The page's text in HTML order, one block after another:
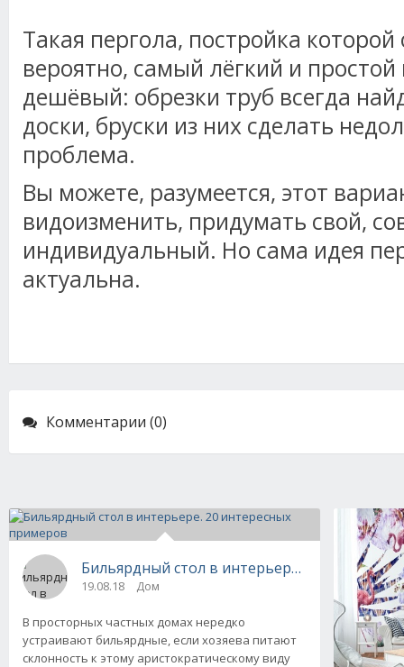
Такая пергола, постройка
вероятно, самый лёгкий и
дешёвый: обрезки труб всегда
доски, бруски из них сделать
проблема.
Вы можете, разумеется, этот
видоизменить, придумать свой,
индивидуальный. Но сама идея
актуальна.
Комментарии (0)
Бильярдный стол в интерьере. 20
19.08.18 Дом
В просторных частных домах нередко
устраивают бильярдные, если хозяева питают
склонность к этому аристократическому виду